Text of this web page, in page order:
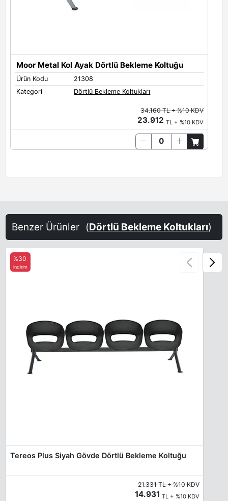
Moor Metal Kol Ayak Dörtlü Bekleme Koltuğu
Ürün Kodu
21308
Kategori
Dörtlü Bekleme Koltukları
34.160 TL + %10 KDV
23.912TL + %10 KDV
Benzer Ürünler (Dörtlü Bekleme Koltukları)
Tereos Plus Siyah Gövde Dörtlü Bekleme Koltuğu
%30
indirim
21.331 TL + %10 KDV
14.931 TL + %10 KDV